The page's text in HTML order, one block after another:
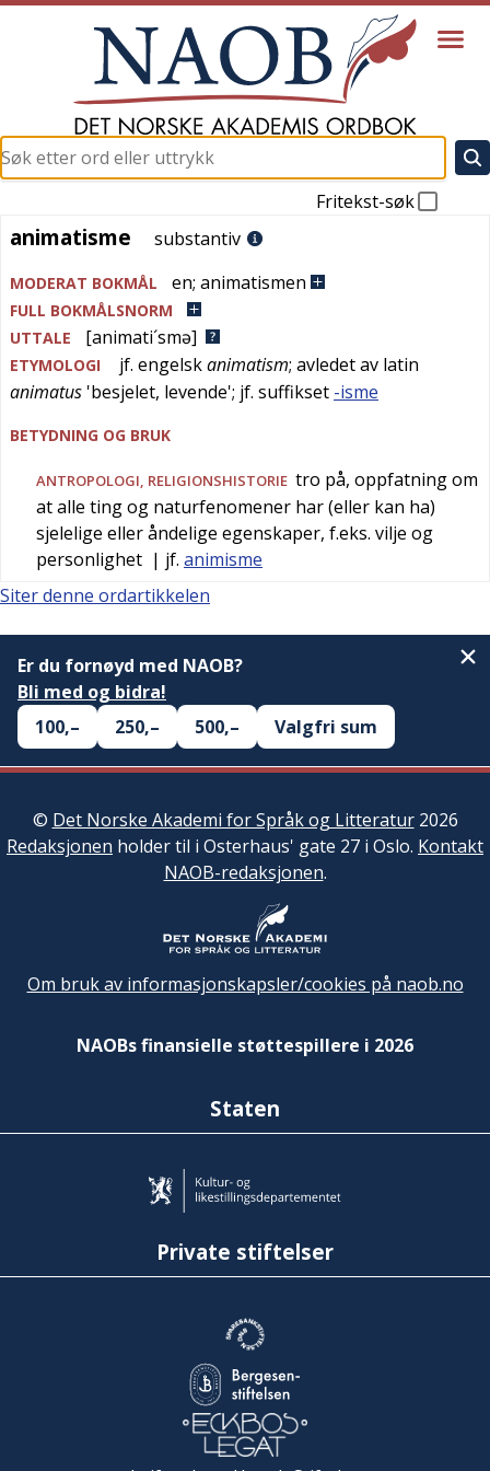
Fritekst-søk
animatisme
animatisme substantiv
MODERAT BOKMÅL en; animatismen
FULL BOKMÅLSNORM
UTTALE
[animati´smə]
ETYMOLOGI jf. engelskanimatism; avledet av latin
animatus 'besjelet, levende'; jf. suffikset -isme
BETYDNING OG BRUK
ANTROPOLOGI, RELIGIONSHISTORIE tro på, oppfatning om
at alle ting og naturfenomener har (eller kan ha)
sjelelige eller åndelige egenskaper, f.eks. vilje og
personlighet | jf. animisme
Siter denne ordartikkelen
Er du fornøyd med NAOB?
Bli med og bidra!
100,–
250,– 500,– Valgfri sum
© Det Norske Akademi for Språk og Litteratur2026
Redaksjonen holder til i Osterhaus' gate 27 i Oslo. Kontakt
NAOB-redaksjonen.
Om bruk av informasjonskapsler/cookies på naob.no
NAOBs finansielle støttespillere i 2026
Staten
Private stiftelser